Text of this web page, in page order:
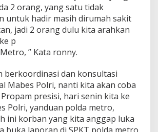
2 orang, yang satu tidak
untuk hadir masih dirumah sakit
jadi 2 orang dulu kita arahkan
p
” Kata ronny.
berkoordinasi dan konsultasi
Mabes Polri, nanti kita akan coba
presisi, hari senin kita ke
Polri, yanduan polda metro,
ini korban yang kita anggap luka